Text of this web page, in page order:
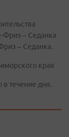
Фриз – Седанка
– Седанка.
края
в течение дня.